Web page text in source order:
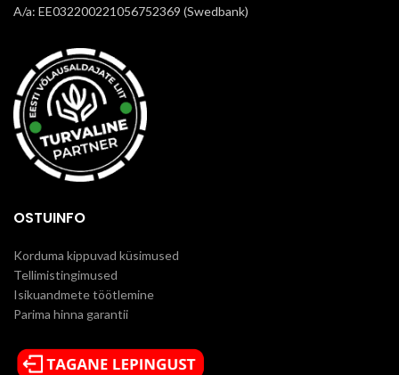
A/a: EE032200221056752369 (Swedbank)
OSTUINFO
Korduma kippuvad küsimused
Tellimistingimused
Isikuandmete töötlemine
Parima hinna garantii